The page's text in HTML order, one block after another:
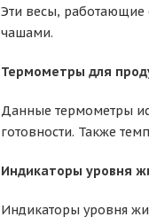
Эти весы,
чашами.
Термометры для
Данные термометры
готовности. Также
Индикаторы уровня
Индикаторы уровня